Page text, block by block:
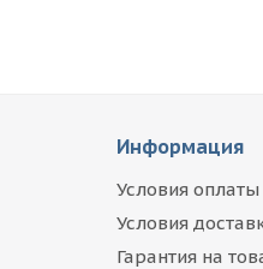
Информация
Условия оплаты
Условия
Гарантия на